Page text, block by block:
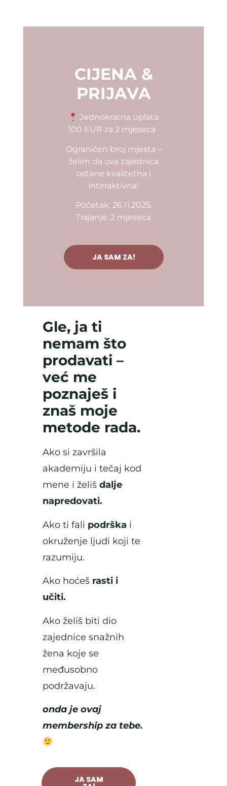
CIJENA &
PRIJAVA
Jednokratna uplata
100 EUR za 2 mjeseca
Ograničen broj mjesta –
želim da ova zajednica
ostane kvalitetna i
interaktivna!
Početak: 26.11.2025.
Trajanje: 2 mjeseca
JA SAM ZA!
Gle, ja ti
nemam što
prodavati –
već me
poznaješ i
znaš moje
metode rada.
Ako si završila
akademiju i tečaj kod
mene i želiš dalje
napredovati.
Ako ti fali podrška i
okruženje ljudi koji te
razumiju.
Ako hoćeš rasti i
učiti.
Ako želiš biti dio
zajednice snažnih
žena koje se
međusobno
podržavaju.
onda je ovaj
membership za tebe.
JA SAM